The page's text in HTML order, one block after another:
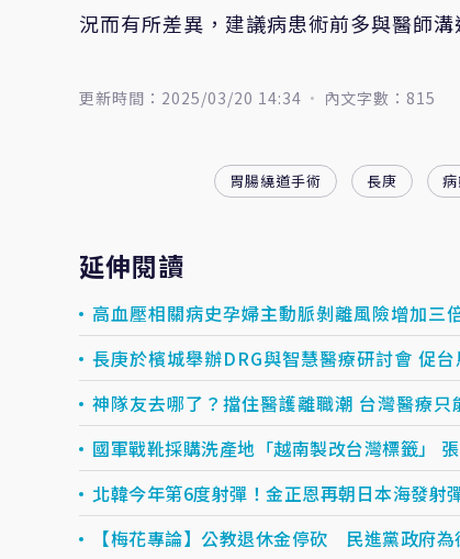
況而有所差異，建議病患術前多與醫師
更新時間：2025/03/20 14:34 內文字數：815
胃腸繞道手術 長庚
延伸閱讀
高血壓相關病史孕婦主動脈剝離風險增加三
長庚於檳城舉辦DRG與智慧醫療研討會 促
神隊友去哪了？擋住醫護離職潮 台灣醫療只
國軍戰靴採購洗產地「越南製改台灣標籤」
北韓今年第6度射彈！金正恩再朝日本海發
【梅花專論】公教退休金停砍 民進黨政府為